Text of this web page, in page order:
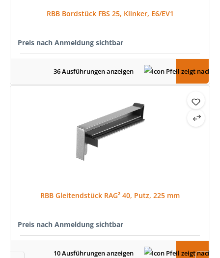
RBB Bordstück FBS 25, Klinker, E6/EV1
Preis nach Anmeldung sichtbar
36 Ausführungen anzeigen
RBB Gleitendstück RAG² 40, Putz, 225 mm
Preis nach Anmeldung sichtbar
10 Ausführungen anzeigen